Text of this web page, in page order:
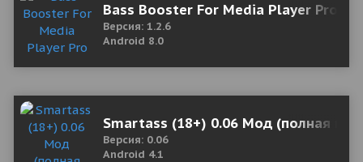
Bass Booster For Media Player Pro
Версия: 1.2.6
Android 8.0
Smartass (18+) 0.06 Мод (полная
Версия: 0.06
Android 4.1